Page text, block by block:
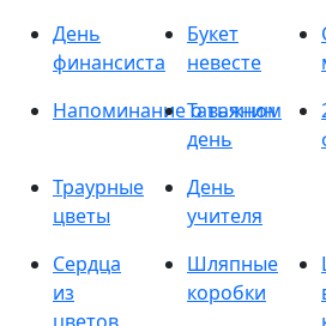
День
финансиста
Букет
невесте
Напоминание о важном
Татьянин
день
Траурные
цветы
День
учителя
Сердца
из
Шляпные
коробки